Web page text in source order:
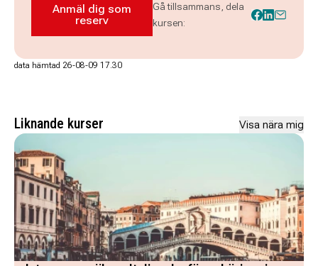
Anmäl dig som reserv till Keramik:
Anmäl dig som
reserv
Gå tillsammans, dela
kursen:
data hämtad 26-08-09 17.30
Liknande kurser Visa nära mig